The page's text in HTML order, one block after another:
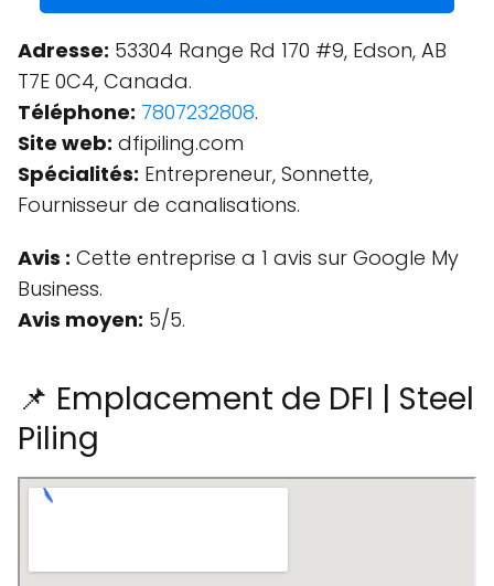
Adresse: 53304 Range Rd 170 #9, Edson, AB
T7E 0C4, Canada.
Téléphone: 7807232808.
Site web: dfipiling.com
Spécialités: Entrepreneur, Sonnette,
Fournisseur de canalisations.
Avis : Cette entreprise a 1 avis sur Google My
Business.
Avis moyen: 5/5.
📌 Emplacement de DFI | Steel
Piling